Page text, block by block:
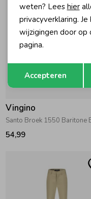
Vingino
Santo Broek 1550 Baritone
54,99
Terug
weten? Lees hier
privacyverklaring.
wijzigingen door op
pagina.
Accepteren